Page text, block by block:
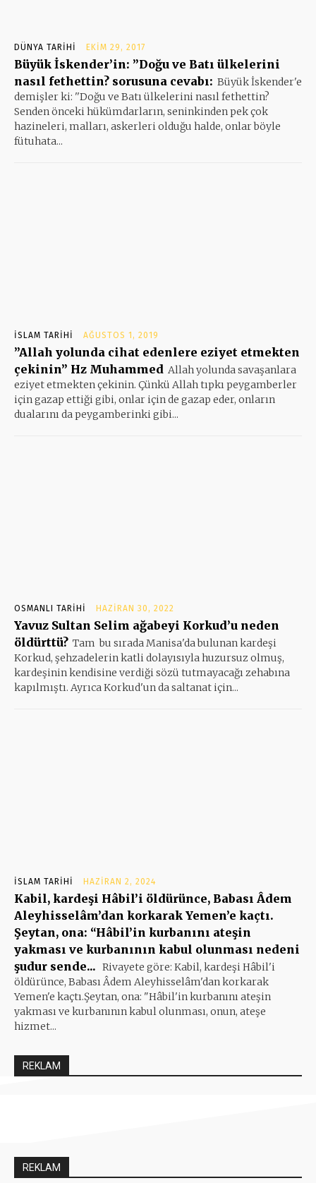
DÜNYA TARIHI EKIM 29, 2017
Büyük İskender’in: ”Doğu ve Batı ülkelerini
nasıl fethettin? sorusuna cevabı: Büyük İskender'e
demişler ki: ''Doğu ve Batı ülkelerini nasıl fethettin?
Senden önceki hükümdarların, seninkinden pek çok
hazineleri, malları, askerleri olduğu halde, onlar böyle
fütuhata...
İSLAM TARIHI AĞUSTOS 1, 2019
”Allah yolunda cihat edenlere eziyet etmekten
çekinin” Hz Muhammed Allah yolunda savaşanlara
eziyet etmekten çekinin. Çünkü Allah tıpkı peygamberler
için gazap ettiği gibi, onlar için de gazap eder, onların
dualarını da peygamberinki gibi...
OSMANLI TARIHI HAZIRAN 30, 2022
Yavuz Sultan Selim ağabeyi Korkud’u neden
öldürttü? Tam bu sırada Manisa'da bulunan kardeşi
Korkud, şehzadelerin katli dolayısıyla huzursuz olmuş,
kardeşinin kendisine verdiği sözü tutmayacağı zehabına
kapılmıştı. Ayrıca Korkud'un da saltanat için...
İSLAM TARIHI HAZIRAN 2, 2024
Kabil, kardeşi Hâbil’i öldürünce, Babası Âdem
Aleyhisselâm’dan korkarak Yemen’e kaçtı.
Şeytan, ona: “Hâbil’in kurbanını ateşin
yakması ve kurbanının kabul olunması nedeni
şudur sende... Rivayete göre: Kabil, kardeşi Hâbil'i
öldürünce, Babası Âdem Aleyhisselâm'dan korkarak
Yemen'e kaçtı.Şeytan, ona: "Hâbil'in kurbanını ateşin
yakması ve kurbanının kabul olunması, onun, ateşe
hizmet...
REKLAM
REKLAM